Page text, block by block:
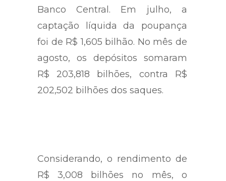
Banco Central. Em julho, a
captação líquida da poupança
foi de R$ 1,605 bilhão. No mês de
agosto, os depósitos somaram
R$ 203,818 bilhões, contra R$
202,502 bilhões dos saques.
Considerando, o rendimento de
R$ 3,008 bilhões no mês, o